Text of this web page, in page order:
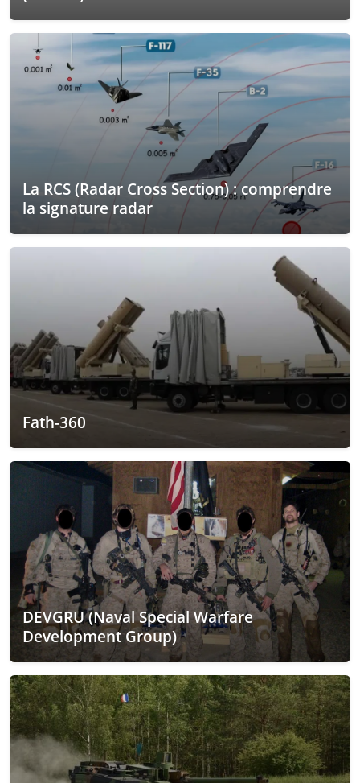
La RCS (Radar Cross Section) : comprendre
la signature radar
Fath-360
DEVGRU (Naval Special Warfare
Development Group)